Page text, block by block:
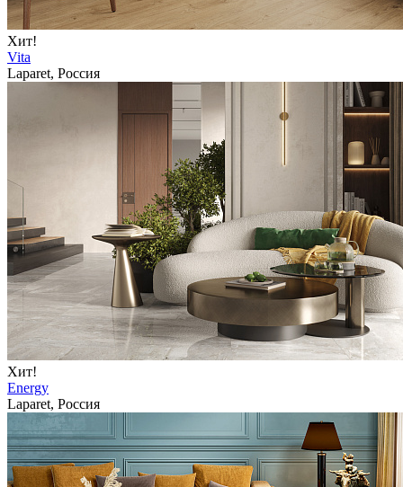
Хит!
Vita
Laparet, Россия
Хит!
Energy
Laparet, Россия